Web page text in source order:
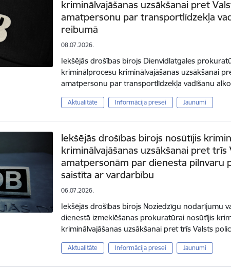
kriminālvajāšanas uzsākšanai pret
amatpersonu par transportlīdzekļa
reibumā
08.07.2026.
Iekšējās drošības birojs Dienvidlatgales
kriminālprocesu kriminālvajāšanas uzsākšanai
amatpersonu par transportlīdzekļa vadīšanu
Aktualitāte Informācija presei Jaunumi
Iekšējās drošības birojs nosūtījis
kriminālvajāšanas uzsākšanai pret trīs
amatpersonām par dienesta pilnvaru
saistīta ar vardarbību
06.07.2026.
Iekšējās drošības birojs Noziedzīgu nodarījumu
dienestā izmeklēšanas prokuratūrai nosūtījis
kriminālvajāšanas uzsākšanai pret trīs Valsts
Aktualitāte Informācija presei Jaunumi